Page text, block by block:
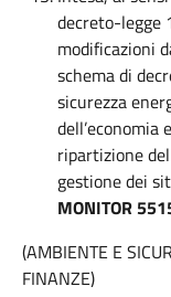
decreto-legge
modificazioni
schema di
sicurezza
dell’economia
ripartizione
gestione dei
MONITOR
(AMBIENTE E
FINANZE)